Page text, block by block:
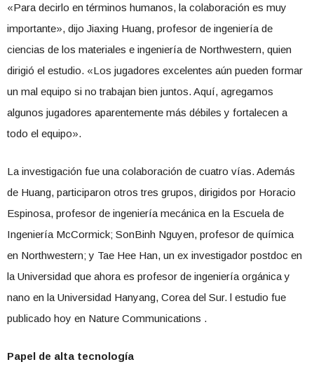
«Para decirlo en términos humanos, la colaboración es muy
importante», dijo Jiaxing Huang, profesor de ingeniería de
ciencias de los materiales e ingeniería de Northwestern, quien
dirigió el estudio. «Los jugadores excelentes aún pueden formar
un mal equipo si no trabajan bien juntos. Aquí, agregamos
algunos jugadores aparentemente más débiles y fortalecen a
todo el equipo».
La investigación fue una colaboración de cuatro vías. Además
de Huang, participaron otros tres grupos, dirigidos por Horacio
Espinosa, profesor de ingeniería mecánica en la Escuela de
Ingeniería McCormick; SonBinh Nguyen, profesor de química
en Northwestern; y Tae Hee Han, un ex investigador postdoc en
la Universidad que ahora es profesor de ingeniería orgánica y
nano en la Universidad Hanyang, Corea del Sur. l estudio fue
publicado hoy en Nature Communications .
Papel de alta tecnología